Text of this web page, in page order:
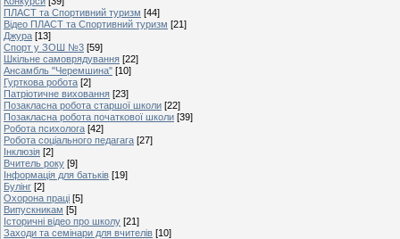
ПЛАСТ та Спортивний туризм [44]
Відео ПЛАСТ та Спортивний туризм [21]
Джура [13]
Спорт у ЗОШ №3 [59]
Шкільне самоврядування [22]
Ансамбль "Черемшина" [10]
Гурткова робота [2]
Патріотичне виховання [23]
Позакласна робота старшої школи [22]
Позакласна робота початкової школи [39]
Робота психолога [42]
Робота соціального педагага [27]
Інклюзія [2]
Вчитель року [9]
Інформація для батьків [19]
Булінг [2]
Охорона праці [5]
Випускникам [5]
Історичні відео про школу [21]
Заходи та семінари для вчителів [10]